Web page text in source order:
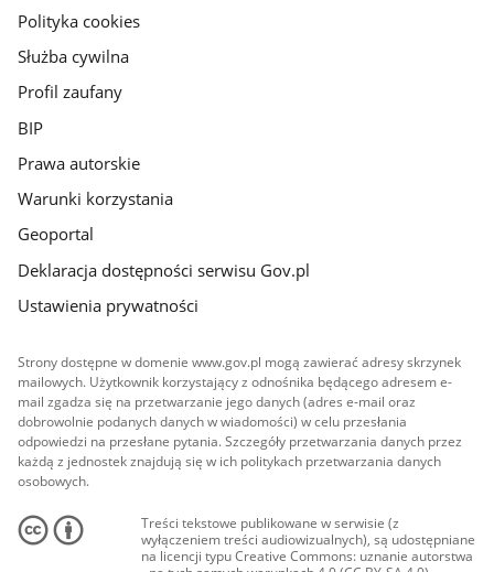
gov.pl
Polityka cookies
Służba cywilna
Profil zaufany
BIP
Prawa autorskie
Warunki korzystania
Geoportal
Deklaracja dostępności serwisu Gov.pl
Ustawienia prywatności
Strony dostępne w domenie www.gov.pl mogą zawierać adresy skrzynek
mailowych. Użytkownik korzystający z odnośnika będącego adresem e-
mail zgadza się na przetwarzanie jego danych (adres e-mail oraz
dobrowolnie podanych danych w wiadomości) w celu przesłania
odpowiedzi na przesłane pytania. Szczegóły przetwarzania danych przez
każdą z jednostek znajdują się w ich politykach przetwarzania danych
osobowych.
Treści tekstowe publikowane w serwisie (z
wyłączeniem treści audiowizualnych), są udostępniane
na licencji typu Creative Commons: uznanie autorstwa